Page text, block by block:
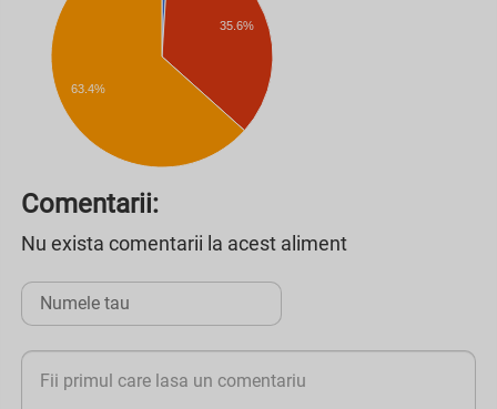
35.6%
63.4%
Comentarii:
Nu exista comentarii la acest aliment